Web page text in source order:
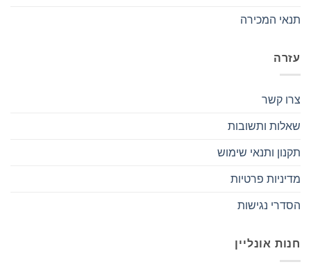
תנאי המכירה
עזרה
צרו קשר
שאלות ותשובות
תקנון ותנאי שימוש
מדיניות פרטיות
הסדרי נגישות
חנות אונליין